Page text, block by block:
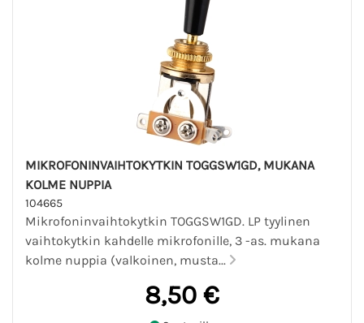
MIKROFONINVAIHTOKYTKIN TOGGSW1GD, MUKANA
KOLME NUPPIA
104665
Mikrofoninvaihtokytkin TOGGSW1GD. LP tyylinen
vaihtokytkin kahdelle mikrofonille, 3 -as. mukana
kolme nuppia (valkoinen, musta...
8,50 €